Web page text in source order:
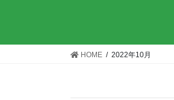
HOME 2022年10月